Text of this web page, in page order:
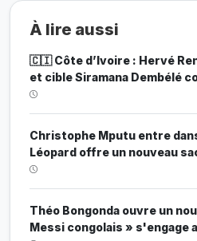
À lire aussi
🇨🇮 Côte d’Ivoire : Hervé
et cible Siramana Dembélé
Christophe Mputu entre
Léopard offre un nouveau
Théo Bongonda ouvre un
Messi congolais » s'engage